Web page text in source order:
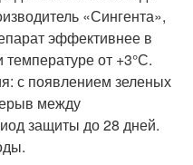
«Сингента»,
эффективнее в
от +3°С.
с появлением зеленых
между
защиты до 28 дней.